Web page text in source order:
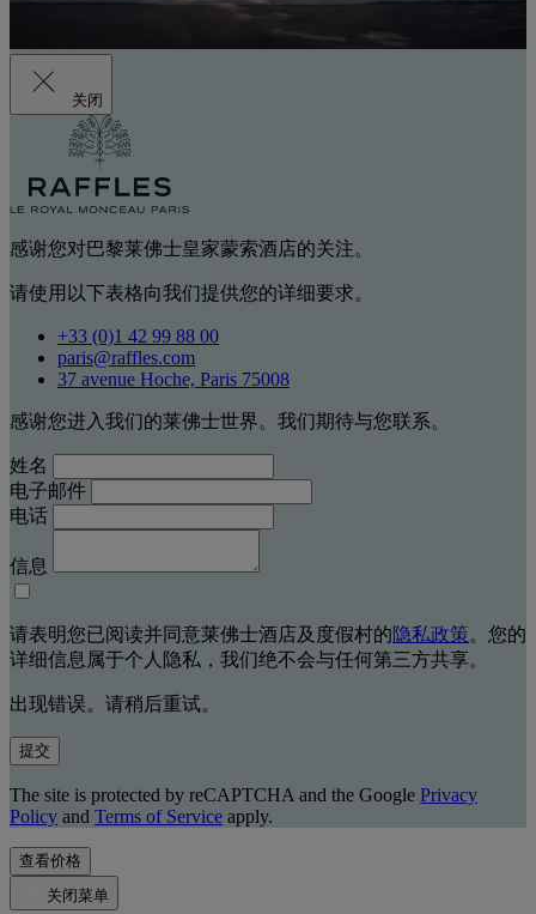
关闭
感谢您对巴黎莱佛士皇家蒙索酒店的关注。
请使用以下表格向我们提供您的详细要求。
+33 (0)1 42 99 88 00
paris@raffles.com
37 avenue Hoche, Paris 75008
感谢您进入我们的莱佛士世界。我们期待与您联系。
姓名
电子邮件
电话
信息
请表明您已阅读并同意莱佛士酒店及度假村的隐私政策。您的
详细信息属于个人隐私，我们绝不会与任何第三方共享。
出现错误。请稍后重试。
提交
The site is protected by reCAPTCHA and the Google Privacy
Policy and Terms of Service apply.
查看价格
关闭菜单